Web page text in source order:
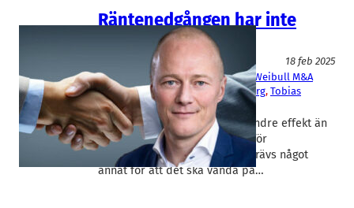
Räntenedgången har inte
tagit skruv
Finans/Riskkapital
18 feb 2025
PwC
Svensk Företagsförmedling, Weibull M&A
Claes Hovstadius, Johan Strandberg, Tobias
Lundin
De sänkta räntorna har fått mindre effekt än
många trodde på marknaden för
företagsförvärv, M&A. Istället krävs något
annat för att det ska vända på…